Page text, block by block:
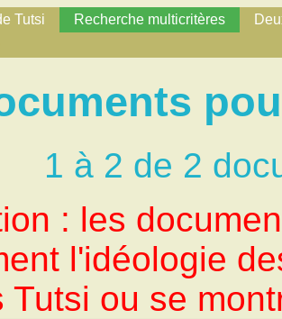
Tutsi Recherche multicritères
1 à 2 de 2
: les
l'idéologie
Tutsi ou se